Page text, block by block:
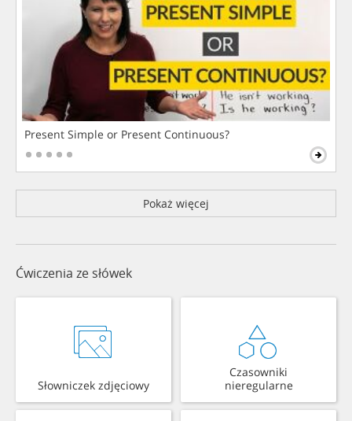
Present Simple or Present Continuous?
Pokaż więcej
Ćwiczenia ze słówek
Słowniczek zdjęciowy
Czasowniki
nieregularne